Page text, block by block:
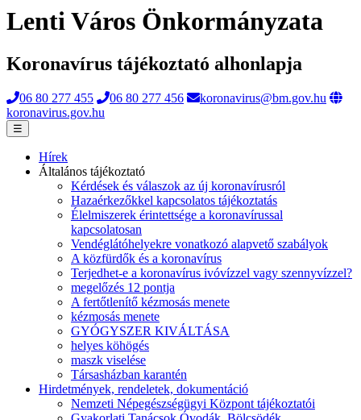
Lenti Város Önkormányzata
Koronavírus tájékoztató alhonlapja
06 80 277 455 06 80 277 456
koronavirus@bm.gov.hu
koronavirus.gov.hu
☰
Hírek
Általános tájékoztató
Kérdések és válaszok az új koronavírusról
Hazaérkezőkkel kapcsolatos tájékoztatás
Élelmiszerek érintettsége a koronavírussal
kapcsolatosan
Vendéglátóhelyekre vonatkozó alapvető szabályok
A közfürdők és a koronavírus
Terjedhet-e a koronavírus ivóvízzel vagy szennyvízzel?
megelőzés 12 pontja
A fertőtlenítő kézmosás menete
kézmosás menete
GYÓGYSZER KIVÁLTÁSA
helyes köhögés
maszk viselése
Társasházban karantén
Hirdetmények, rendeletek, dokumentáció
Nemzeti Népegészségügyi Központ tájékoztatói